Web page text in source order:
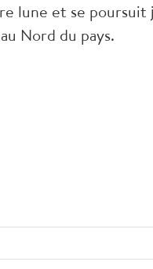
lune et se poursuit
Nord du pays.